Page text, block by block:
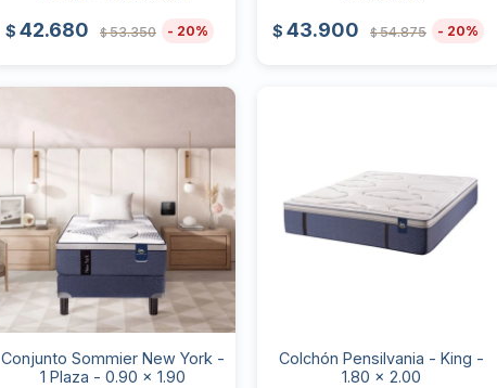
$ 42.680 $ 53.350 20 $ 43.900 $ 54.875 20
Conjunto Sommier New York -
1 Plaza - 0.90 x 1.90
Colchón Pensilvania - King -
1.80 x 2.00